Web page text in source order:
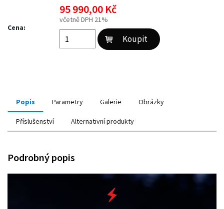
Cena:
95 990,00 Kč
včetně DPH 21%
Popis Parametry Galerie Obrázky
Příslušenství Alternativní produkty
Podrobný popis